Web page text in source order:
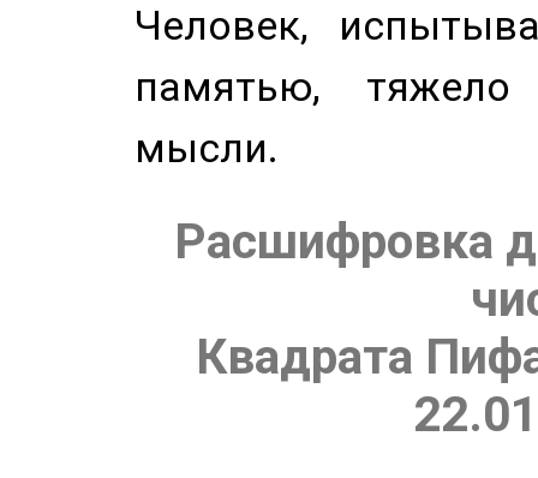
Человек,
памятью,
мысли.
Расшифровка
Квадрата